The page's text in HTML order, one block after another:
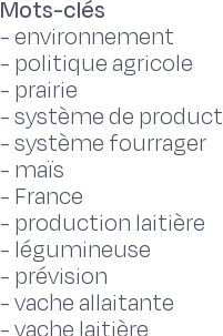
Mots-clés
-environnement
- politique agricole
- prairie
-système de
-système fourrager
- maïs
- France
- production laitière
- légumineuse
- prévision
-vache allaitante